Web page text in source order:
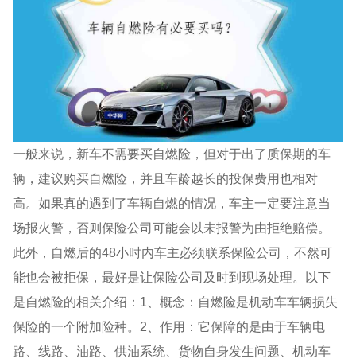
一般来说，新车不需要买自燃险，但对于出了质保期的车
辆，建议购买自燃险，并且车龄越长的投保费用也相对
高。如果真的遇到了车辆自燃的情况，车主一定要注意当
场报火警，否则保险公司可能会以未报警为由拒绝赔偿。
此外，自燃后的48小时内车主必须联系保险公司，不然可
能也会被拒保，最好是让保险公司及时到现场处理。以下
是自燃险的相关介绍：1、概念：自燃险是机动车车辆损失
保险的一个附加险种。2、作用：它保障的是由于车辆电
路、线路、油路、供油系统、货物自身发生问题、机动车